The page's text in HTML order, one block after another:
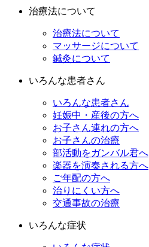
治療法について
治療法について
マッサージについて
鍼灸について
いろんな患者さん
いろんな患者さん
妊娠中・産後の方へ
お子さん連れの方へ
お子さんの治療
部活動をガンバル君へ
楽器を演奏される方へ
ご年配の方へ
治りにくい方へ
交通事故の治療
いろんな症状